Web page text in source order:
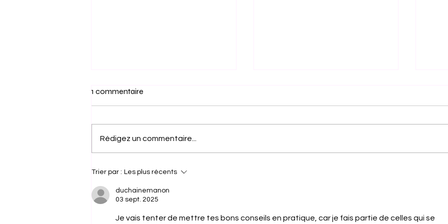
Et si les inconforts de la
rentrée scolaire étaient une
bonne affaire?
1 commentaire
Rédigez un commentaire...
Trier par : Les plus récents
duchainemanon
03 sept. 2025
Je vais tenter de mettre tes bons conseils en pratique, car je fais partie de celles qui se